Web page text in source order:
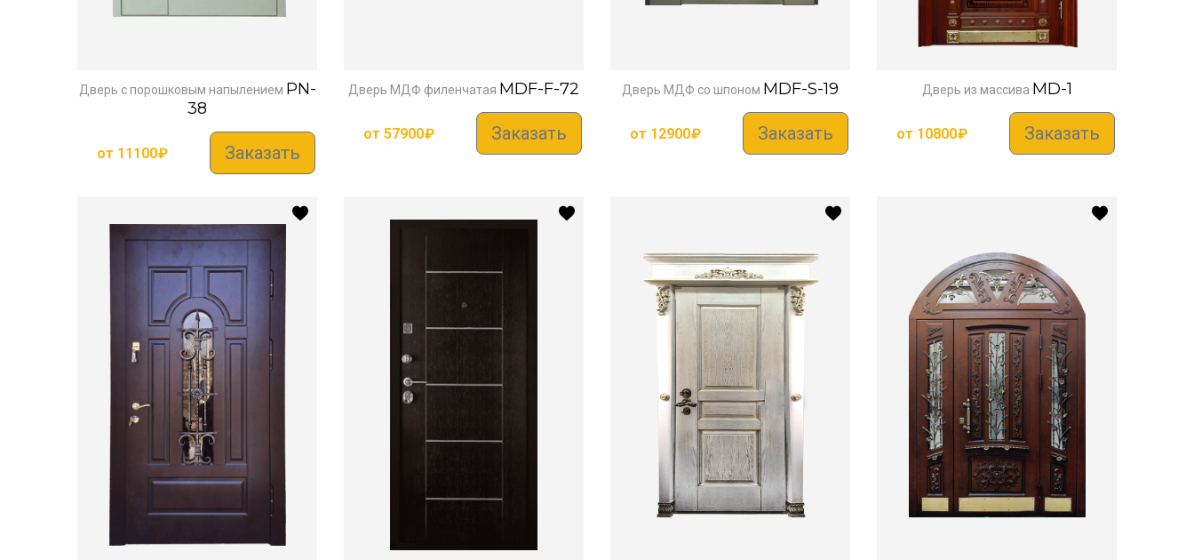
Дверь с порошковым напылением PN-
38
от 11100₽ Заказать
Дверь МДФ филенчатая MDF-F-72
от 57900₽ Заказать
Дверь МДФ со шпоном MDF-S-19
от 12900₽ Заказать
Дверь из массива MD-1
от 10800₽ Заказать